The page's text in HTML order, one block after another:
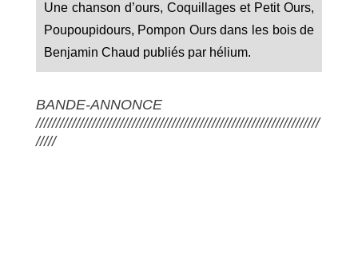
Une chanson d’ours, Coquillages et Petit Ours,
Poupoupidours, Pompon Ours dans les bois de
Benjamin Chaud publiés par hélium.
BANDE-ANNONCE
///////////////////////////////////////////////////////////////////////
/////